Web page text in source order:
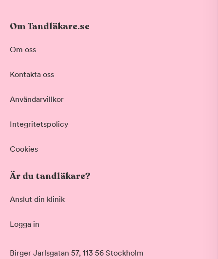
Behandling
Akut tandvård
Grundlig kontroll av tänder och tandkött
Professionell rengöring och puts
Skonsam blekning för vitare tänder
Datum
Tid på dagen
Morgon
Om Tandläkare.se
Om oss
Kontakta oss
Användarvillkor
Integritetspolicy
Cookies
Är du tandläkare?
Anslut din klinik
Logga in
Birger Jarlsgatan 57, 113 56 Stockholm